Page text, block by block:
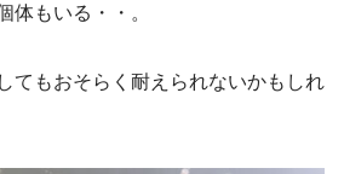
体もいる・・。
てもおそらく耐えられないかもしれ